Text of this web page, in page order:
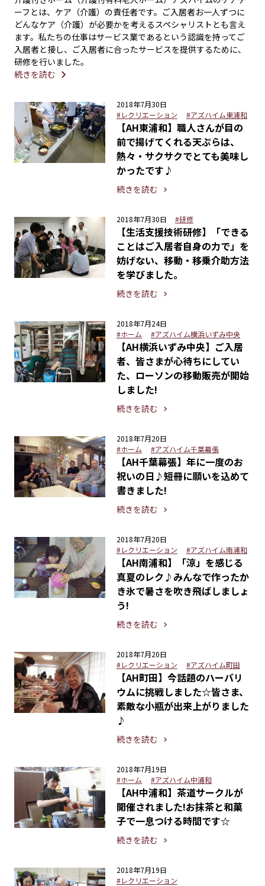
ーフとは、ケア（介護）の責任者です。ご入居者お一人ずつに
どんなケア（介護）が必要かを考えるスペシャリストとも言え
ます。 私たちの仕事はサービス業であるという認識を持ってご
入居者と接し、ご入居者に合ったサービスを提供するため に、
研修を行いました。
続きを読む
2018年7月30日
#レクリエーション
#アズハイム東浦和
【AH東浦和】職人さんが目の
前で揚げてくれる天ぷらは、
熱々・サクサクでとても美味し
かったです♪
続きを読む
2018年7月30日 #研修
【生活支援技術研修】「できる
ことはご入居者自身の力で」を
妨げない、移動・移乗介助方法
を学びました。
続きを読む
2018年7月24日
#ホーム
#アズハイム横浜いずみ中央
【AH横浜いずみ中央】ご入居
者、皆さまが心待ちにしてい
た、ローソンの移動販売が開始
しました!
続きを読む
2018年7月20日
#ホーム
#アズハイム千葉幕張
【AH千葉幕張】年に一度のお
祝いの日♪短冊に願いを込めて
書きました!
続きを読む
2018年7月20日
#レクリエーション
#アズハイム南浦和
【AH南浦和】「涼」を感じる
真夏のレク♪みんなで作ったか
き氷で暑さを吹き飛ばしましょ
う!
続きを読む
2018年7月20日
#レクリエーション
#アズハイム町田
【AH町田】今話題のハーバリ
ウムに挑戦しました☆皆さま、
素敵な小瓶が出来上がりました
♪
続きを読む
2018年7月19日
#ホーム
#アズハイム中浦和
【AH中浦和】茶道サークルが
開催されました!お抹茶と和菓
子で一息つける時間です☆
続きを読む
2018年7月19日
#レクリエーション